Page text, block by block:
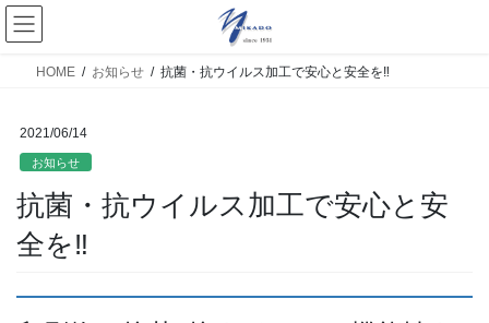
HOME お知らせ 抗菌・抗ウイルス加工で安心と安全を‼
2021/06/14
お知らせ
抗菌・抗ウイルス加工で安心と安
全を‼